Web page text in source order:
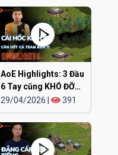
AoE Highlights: 3 Đầu
6 Tay cũng KHÓ ĐỠ
TRẬN NÀY
29/04/2026 391